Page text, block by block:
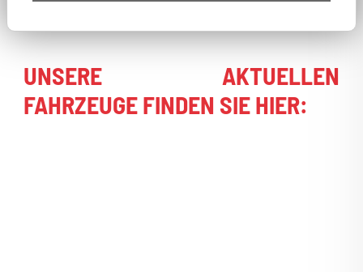
UNSERE AKTUELLEN
FAHRZEUGE FINDEN SIE HIER: